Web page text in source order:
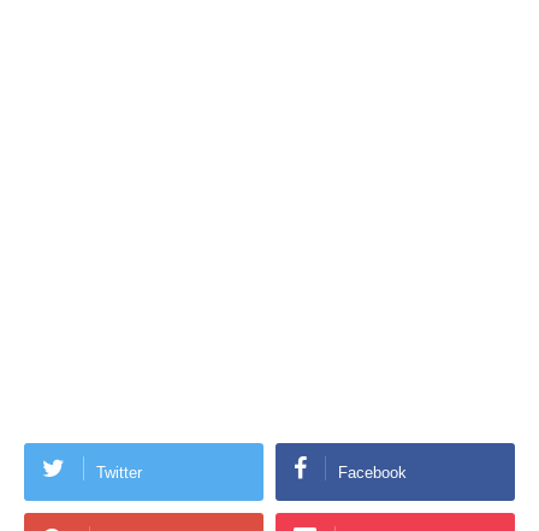
Twitter Facebook